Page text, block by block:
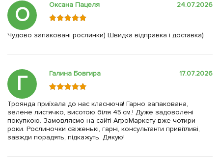
О Оксана Пацеля 24.07.2026
Чудово запаковані рослинки) Швидка відправка і доставка)
Г Галина Бовгира 17.07.2026
Троянда приїхала до нас класнюча! Гарно запакована,
зелене листячко, висотою біля 45 см.! Дуже задоволені
покупкою. Замовляємо на сайті АгроМаркету вже чотири
роки. Рослиночки свіженькі, гарні, консультанти привітливі,
завжди порадять, підкажуть. Дякую!